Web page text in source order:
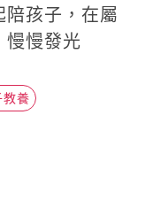
陪孩子，在屬
慢慢發光
教養